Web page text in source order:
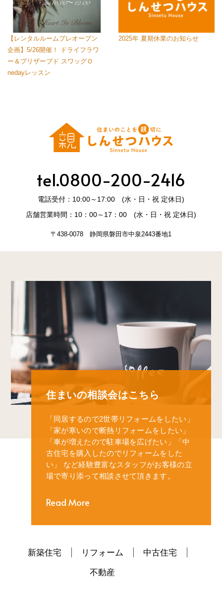
【レンタルルームプレオープン
企画】5/26開催！ ドライフラワ
ー＆プリザーブド スワッグＯ
nedayレッスン
2025年 夏期休業のお知らせ
tel.0800-200-2416
電話受付：10:00～17:00 (水・日・祝 定休日)
店舗営業時間：10：00～17：00 (水・日・祝 定休日)
〒438-0078 静岡県磐田市中泉2443番地1
住まいの相談会はこちら
「同居するので2世帯リフォームをしたい」
「家が寒いので断熱リフォームをしたい」
「車が増えたので駐車場を広げたい」
「中
古住宅を購入したのでリフォームをした
い」
など経験豊富なスタッフがお客様の立
場で寄り添って相談させて頂きます。
Read More
新築住宅 リフォーム
中古住宅
不動産